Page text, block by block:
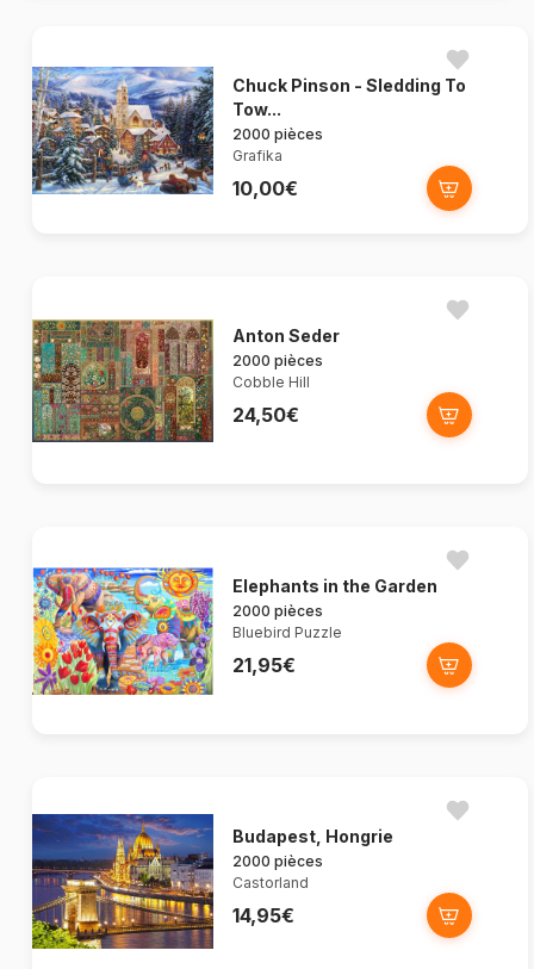
Chuck Pinson - Sledding To
Tow...
2000 pièces
Grafika
10,00€
Anton Seder
2000 pièces
Cobble Hill
24,50€
Elephants in the Garden
2000 pièces
Bluebird Puzzle
21,95€
Budapest, Hongrie
2000 pièces
Castorland
14,95€